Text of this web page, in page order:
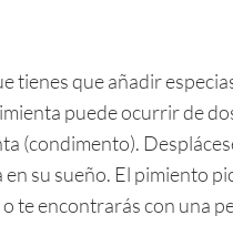
tienes que añadir
puede ocurrir de
(condimento).
su sueño. El pimiento
te encontrarás con una